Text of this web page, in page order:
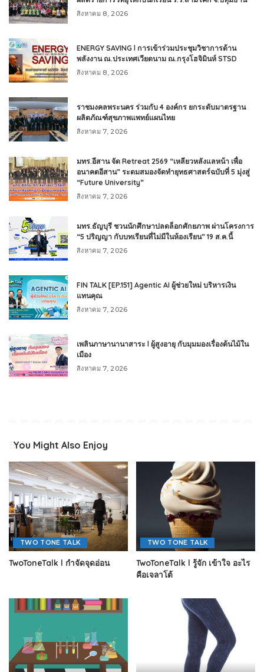
สิงหาคม 8, 2026
ENERGY SAVING l การเข้าร่วมประชุมวิชาการด้าน
พลังงาน ณ.ประเทศเวียดนาม ณ.กรุงโฮจิมินห์ STSD
สิงหาคม 8, 2026
ราชมงคลพระนคร ร่วมกับ 4 องค์กร ยกระดับมาตรฐาน
ผลิตภัณฑ์สุขภาพแพทย์แผนไทย
สิงหาคม 7, 2026
มทร.อีสาน จัด Retreat 2569 “เหลียวหลังแลหน้า เพื่อ
อนาคตอีสาน” ระดมสมองจัดทำยุทธศาสตร์ฉบับที่ 5 มุ่งสู่
“Future University”
สิงหาคม 7, 2026
มทร.ธัญบุรี ชวนนักศึกษาปลดล็อกศักยภาพ ผ่านโครงการ
“5 ปริญญา กับบทเรียนที่ไม่มีในห้องเรียน” 19 ส.ค.นี้
สิงหาคม 7, 2026
FIN TALK [EP.151] Agentic AI ผู้ช่วยใหม่ บริหารเงิน
แทนคุณ
สิงหาคม 7, 2026
เพลินภาษานานาสาระ l ผู้สูงอายุ กับมุมมองเรื่องต้นไม้ใน
เมือง
สิงหาคม 7, 2026
You Might Also Enjoy
TWO TONE TALK
TwoToneTalk l กำจัดจุดอ่อน
TWO TONE TALK
TwoToneTalk l รู้จัก เข้าใจ อะไร
คือเจลาโต้